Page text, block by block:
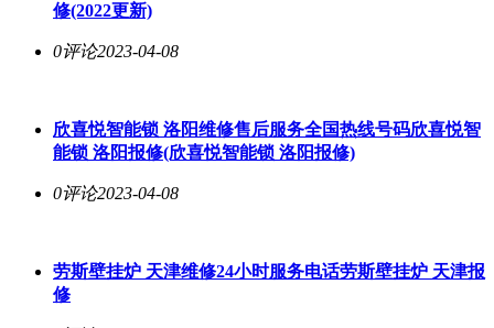
修(2022更新)
0评论2023-04-08
欣喜悦智能锁 洛阳维修售后服务全国热线号码欣喜悦智
能锁 洛阳报修(欣喜悦智能锁 洛阳报修)
0评论2023-04-08
劳斯壁挂炉 天津维修24小时服务电话劳斯壁挂炉 天津报
修